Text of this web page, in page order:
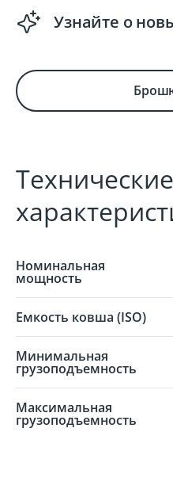
Узнайте о
Технические
Номинальная
мощность
Емкость ковша (ISO)
Минимальная
грузоподъемность
Максимальная
грузоподъемность